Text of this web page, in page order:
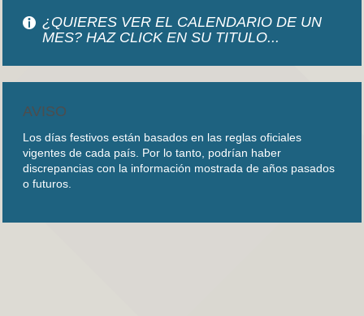
¿QUIERES VER EL CALENDARIO DE UN
MES? HAZ CLICK EN SU TITULO...
AVISO
Los días festivos están basados en las reglas oficiales
vigentes de cada país. Por lo tanto, podrían haber
discrepancias con la información mostrada de años pasados
o futuros.